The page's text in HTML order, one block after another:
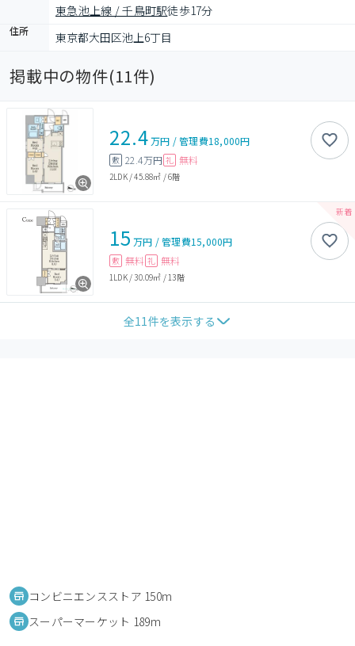
東急池上線 / 千鳥町駅徒歩17分
住所 東京都大田区池上6丁目
掲載中の物件(11件)
22.4万円 /管理費18,000円
敷 22.4万円 礼 無料
2LDK/45.88㎡ /6階
15 万円 /管理費15,000円
敷 無料 礼 無料
1LDK/30.09㎡ / 13階
全11件を表示する
コンビニエンスストア 150m
スーパーマーケット 189m